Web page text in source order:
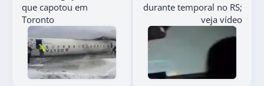
que capotou em
Toronto
durante temporal no RS;
veja vídeo